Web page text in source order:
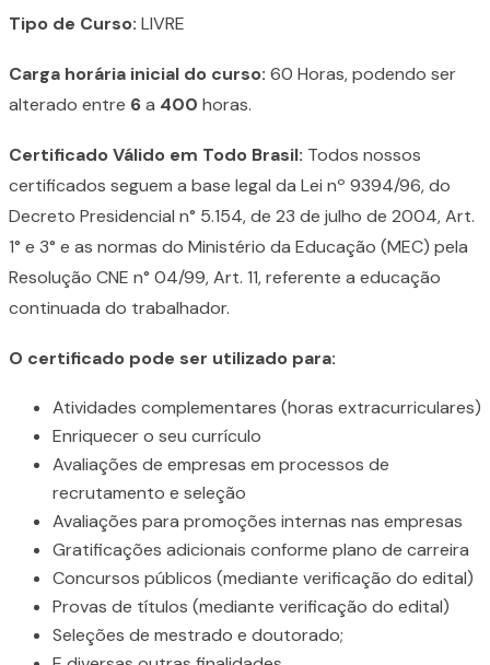
Tipo de Curso: LIVRE
Carga horária inicial do curso: 60 Horas, podendo ser
alterado entre 6a 400 horas.
Certificado Válido em Todo Brasil: Todos nossos
certificados seguem a base legal da Lei nº 9394/96, do
Decreto Presidencial n° 5.154, de 23 de julho de 2004, Art.
1° e 3° e as normas do Ministério da Educação (MEC) pela
Resolução CNE n° 04/99, Art. 11, referente a educação
continuada do trabalhador.
O certificado pode ser utilizado para:
Atividades complementares (horas extracurriculares)
Enriquecer o seu currículo
Avaliações de empresas em processos de
recrutamento e seleção
Avaliações para promoções internas nas empresas
Gratificações adicionais conforme plano de carreira
Concursos públicos (mediante verificação do edital)
Provas de títulos (mediante verificação do edital)
Seleções de mestrado e doutorado;